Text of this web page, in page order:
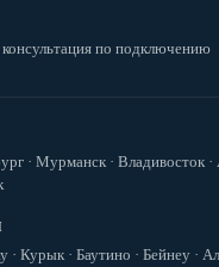
консультация по подключению
· Мурманск · Владивосток ·
· Курык · Баутино · Бейнеу ·